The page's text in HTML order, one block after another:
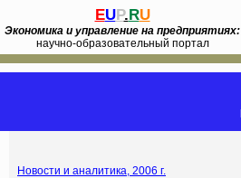
EUP.RU
Экономика и управление на предприятиях:
научно-образовательный портал
Новости и аналитика, 2006 г.